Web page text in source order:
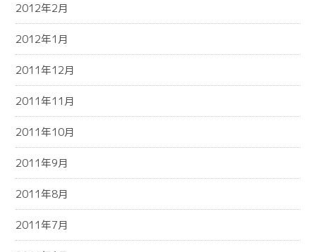
2012年2月
2012年1月
2011年12月
2011年11月
2011年10月
2011年9月
2011年8月
2011年7月